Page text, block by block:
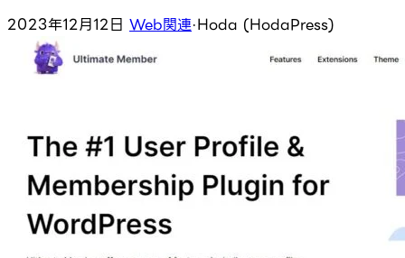
2023年12月12日 Web関連·Hoda (HodaPress)